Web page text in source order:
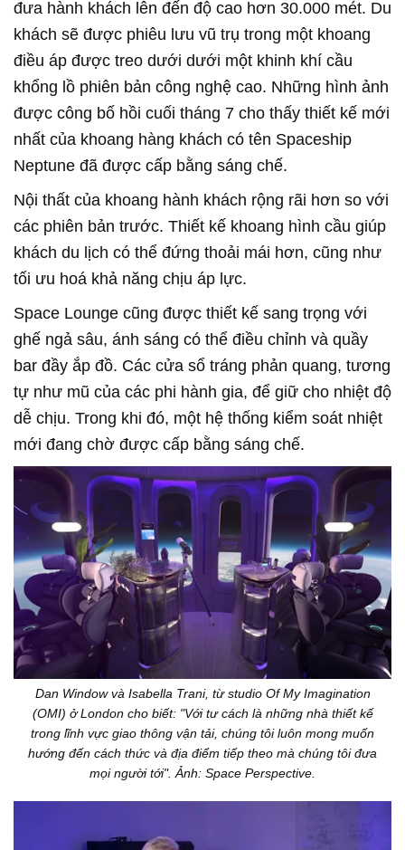
đưa hành khách lên đến độ cao hơn 30.000 mét. Du
khách sẽ được phiêu lưu vũ trụ trong một khoang
điều áp được treo dưới dưới một khinh khí cầu
khổng lồ phiên bản công nghệ cao. Những hình ảnh
được công bố hồi cuối tháng 7 cho thấy thiết kế mới
nhất của khoang hàng khách có tên Spaceship
Neptune đã được cấp bằng sáng chế.
Nội thất của khoang hành khách rộng rãi hơn so với
các phiên bản trước. Thiết kế khoang hình cầu giúp
khách du lịch có thể đứng thoải mái hơn, cũng như
tối ưu hoá khả năng chịu áp lực.
Space Lounge cũng được thiết kế sang trọng với
ghế ngả sâu, ánh sáng có thể điều chỉnh và quầy
bar đầy ắp đồ. Các cửa sổ tráng phản quang, tương
tự như mũ của các phi hành gia, để giữ cho nhiệt độ
dễ chịu. Trong khi đó, một hệ thống kiểm soát nhiệt
mới đang chờ được cấp bằng sáng chế.
Dan Window và Isabella Trani, từ studio Of My Imagination
(OMI) ở London cho biết: "Với tư cách là những nhà thiết kế
trong lĩnh vực giao thông vận tải, chúng tôi luôn mong muốn
hướng đến cách thức và địa điểm tiếp theo mà chúng tôi đưa
mọi người tới". Ảnh: Space Perspective.